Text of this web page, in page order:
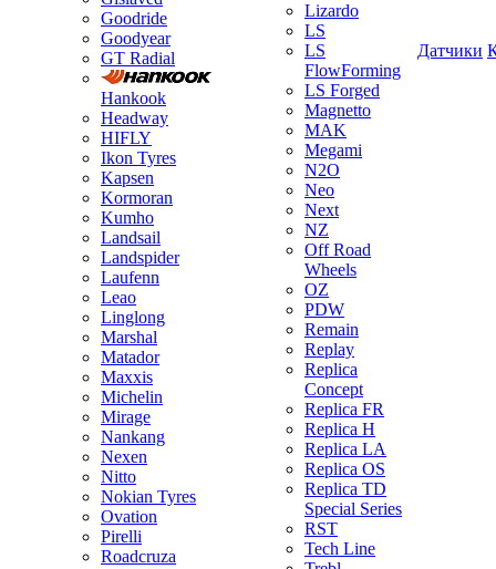
Goodride
Goodyear
GT Radial
Hankook
Headway
HIFLY
Ikon Tyres
Kapsen
Kormoran
Kumho
Landsail
Landspider
Laufenn
Leao
Linglong
Marshal
Matador
Maxxis
Michelin
Mirage
Nankang
Nexen
Nitto
Nokian Tyres
Ovation
Pirelli
Roadcruza
Lizardo
LS
LS
FlowForming
LS Forged
Magnetto
MAK
Megami
N2O
Neo
Next
NZ
Off Road
Wheels
OZ
PDW
Remain
Replay
Replica
Concept
Replica FR
Replica H
Replica LA
Replica OS
Replica TD
Special Series
RST
Tech Line
Датчики